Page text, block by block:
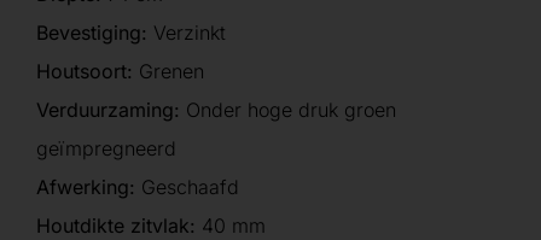
Bevestiging: Verzinkt
Houtsoort: Grenen
Verduurzaming: Onder hoge druk groen
geïmpregneerd
Afwerking: Geschaafd
Houtdikte zitvlak: 40 mm